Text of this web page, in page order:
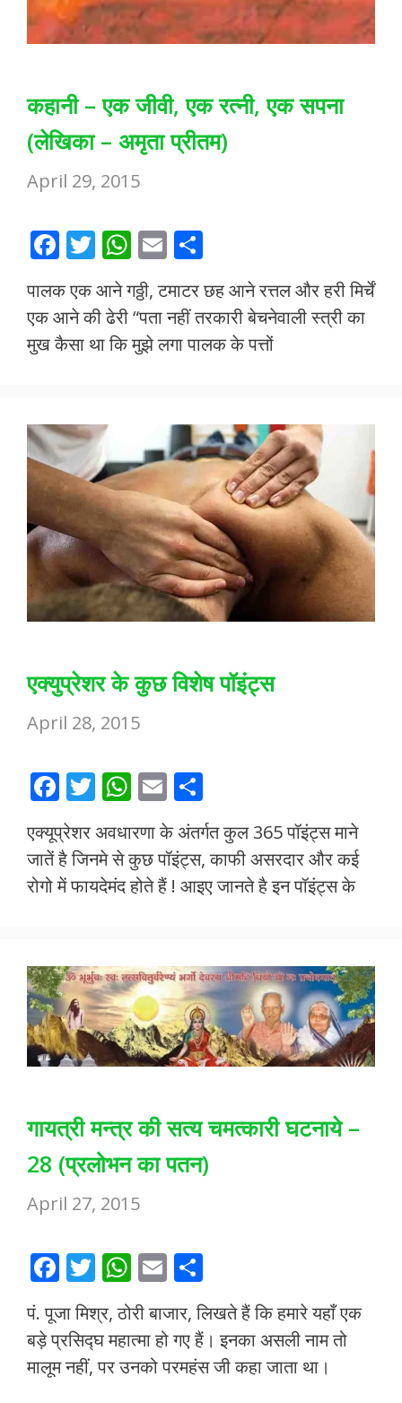
कहानी – एक जीवी, एक रत्नी, एक सपना
(लेखिका – अमृता प्रीतम)
April 29, 2015
F
e
b
o
k
T
w
itt
er
W
h
at
s
A
E
ai
l
ar
e
पालक एक आने गठ्ठी, टमाटर छह आने रत्तल और हरी मिर्चें
एक आने की ढेरी “पता नहीं तरकारी बेचनेवाली स्त्री का
मुख कैसा था कि मुझे लगा पालक के पत्तों
एक्युप्रेशर के कुछ विशेष पॉइंट्स
April 28, 2015
F
ac
e
b
o
k
T
itt
er
W
at
s
A
p
E
m
ai
l
h
ar
e
एक्यूप्रेशर अवधारणा के अंतर्गत कुल 365 पॉइंट्स माने
जातें है जिनमे से कुछ पॉइंट्स, काफी असरदार और कई
रोगो में फायदेमंद होते हैं ! आइए जानते है इन पॉइंट्स के
गायत्री मन्त्र की सत्य चमत्कारी घटनाये –
28 (प्रलोभन का पतन)
April 27, 2015
F
ac
e
b
o
T
itt
er
W
h
at
s
A
E
ai
l
h
ar
e
पं. पूजा मिश्र, ठोरी बाजार, लिखते हैं कि हमारे यहाँ एक
बड़े प्रसिद्घ महात्मा हो गए हैं। इनका असली नाम तो
मालूम नहीं, पर उनको परमहंस जी कहा जाता था।